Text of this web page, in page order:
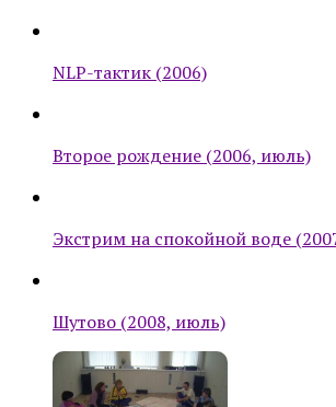
NLP-тактик (2006)
Второе рождение (2006, июль)
Экстрим на спокойной воде
Шутово (2008, июль)